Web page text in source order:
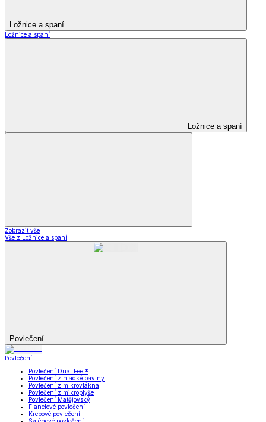
Ložnice a spaní
Ložnice a spaní
Ložnice a spaní
Zobrazit vše
Vše z Ložnice a spaní
Povlečení
Povlečení
Povlečení Dual Feel®
Povlečení z hladké bavlny
Povlečení z mikrovlákna
Povlečení z mikroplyše
Povlečení Matějovský
Flanelové povlečení
Krepové povlečení